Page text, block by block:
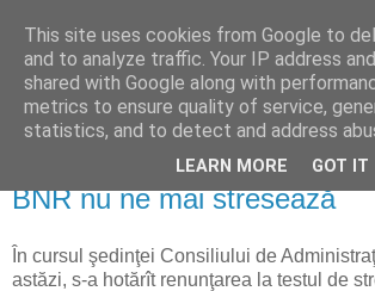
Reflecţii economice
blog de reflecţii, informaţii şi opinii
joi, 15 ianuarie 2009
BNR nu ne mai stresează
În cursul şedinţei Consiliului de
astăzi, s-a hotărît renunţarea la testul de
This site uses cookies from Google to
and to analyze traffic. Your IP address
shared with Google along with
metrics to ensure quality of service,
statistics, and to detect and address
LEARN MORE GOT IT